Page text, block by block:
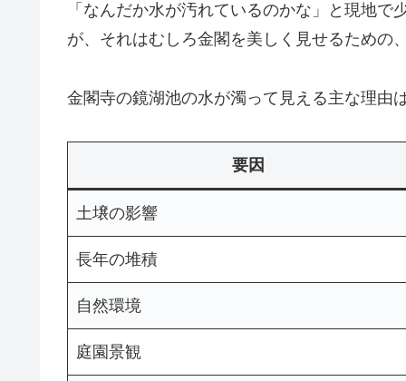
「なんだか水が汚れているのかな」と現地
が、それはむしろ金閣を美しく見せるための
金閣寺の鏡湖池の水が濁って見える主な理由
要因
土壌の影響
長年の堆積
自然環境
庭園景観